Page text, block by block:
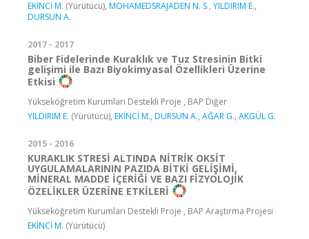
EKİNCİ M. (Yürütücü), MOHAMEDSRAJADEN N. S., YILDIRIM E.,
DURSUN A.
2017 - 2017
Biber Fidelerinde Kuraklık ve Tuz Stresinin Bitki
gelişimi ile Bazı Biyokimyasal Özellikleri Üzerine
Etkisi
Yükseköğretim Kurumları Destekli Proje , BAP Diğer
YILDIRIM E. (Yürütücü), EKİNCİ M., DURSUN A., AĞAR G., AKGÜL G.
2015 - 2016
KURAKLIK STRESİ ALTINDA NİTRİK OKSİT
UYGULAMALARININ PAZIDA BİTKİ GELİŞİMİ,
MİNERAL MADDE İÇERİĞİ VE BAZI FİZYOLOJİK
ÖZELİKLER ÜZERİNE ETKİLERİ
Yükseköğretim Kurumları Destekli Proje , BAP Araştırma Projesi
EKİNCİ M. (Yürütücü)